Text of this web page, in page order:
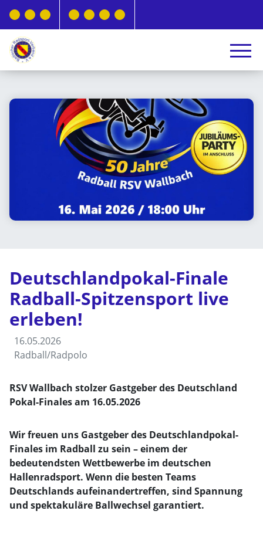
Deutschlandpokal-Finale
Radball-Spitzensport live
erleben!
16.05.2026
Radball/Radpolo
RSV Wallbach stolzer Gastgeber des Deutschland
Pokal-Finales am 16.05.2026
Wir freuen uns Gastgeber des Deutschlandpokal-
Finales im Radball zu sein – einem der
bedeutendsten Wettbewerbe im deutschen
Hallenradsport. Wenn die besten Teams
Deutschlands aufeinandertreffen, sind Spannung
und spektakuläre Ballwechsel garantiert.